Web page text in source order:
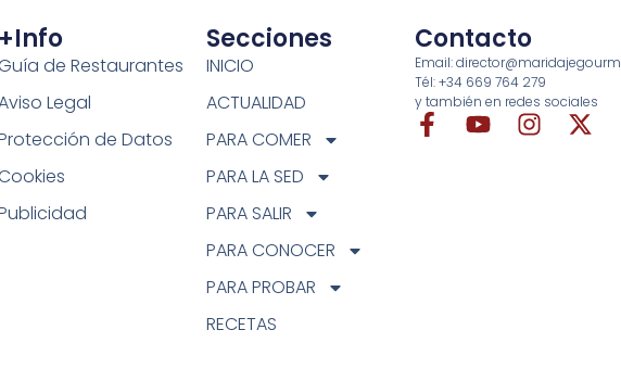
de Restaurantes
Legal
de Datos
Secciones
INICIO
ACTUALIDAD
PARA COMER
PARA LA SED
PARA SALIR
PARA CONOCER
PARA PROBAR
RECETAS
Contacto
Email:
Tél: +34 669 764 279
y también en redes sociales